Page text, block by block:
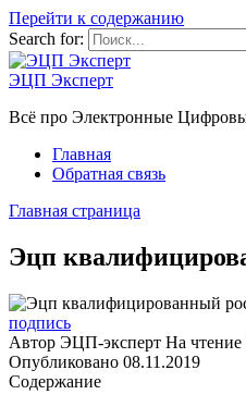
Перейти к содержанию
Search for:
ЭЦП Эксперт
Всё про Электронные
Главная
Обратная связь
Главная страница
Эцп
подпись
Автор ЭЦП-эксперт На чтение
Опубликовано 08.11.2019
Содержание